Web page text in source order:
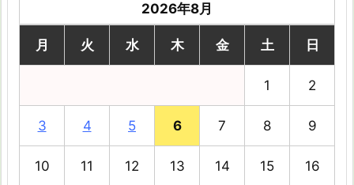
2026年8月
月 火 水 木 金 土 日
1 2
3 4 5 6 7 8 9
10 11 12 13 14 15 16